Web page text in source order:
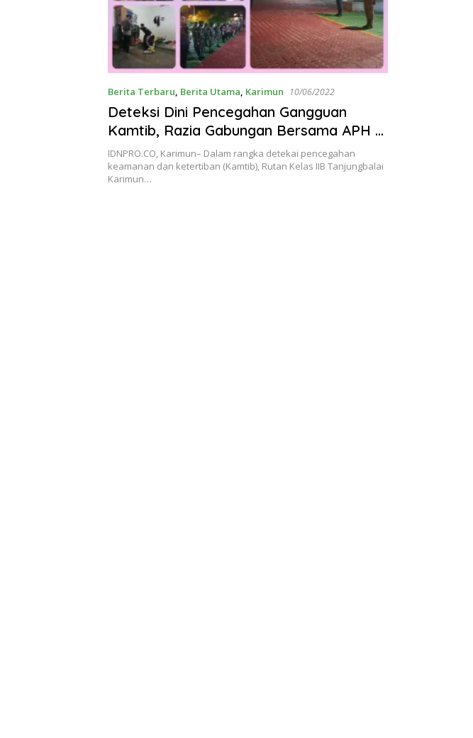
Berita Terbaru Berita Utama Karimun 10/06/2022
Deteksi Dini Pencegahan Gangguan
Kamtib, Razia Gabungan Bersama APH di
Rutan Tanjungbalai Karimun
IDNPRO.CO, Karimun– Dalam rangka detekai pencegahan
keamanan dan ketertiban (Kamtib), Rutan Kelas IIB Tanjungbalai
Karimun…